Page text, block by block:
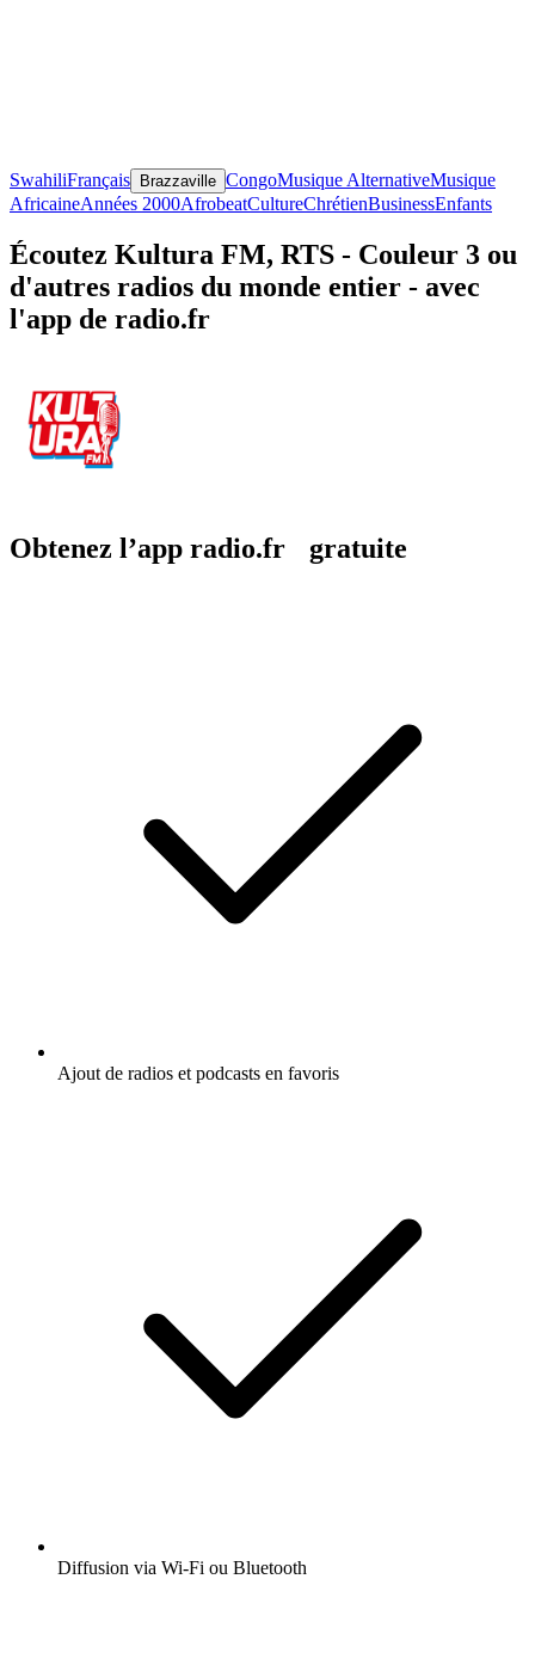
SwahiliFrançais Brazzaville CongoMusique AlternativeMusique
AfricaineAnnées 2000AfrobeatCultureChrétienBusinessEnfants
Écoutez Kultura FM, RTS - Couleur 3 ou
d'autres radios du monde entier - avec
l'app de radio.fr
Obtenez l’app radio.fr gratuite
Ajout de radios et podcasts en favoris
Diffusion via Wi-Fi ou Bluetooth